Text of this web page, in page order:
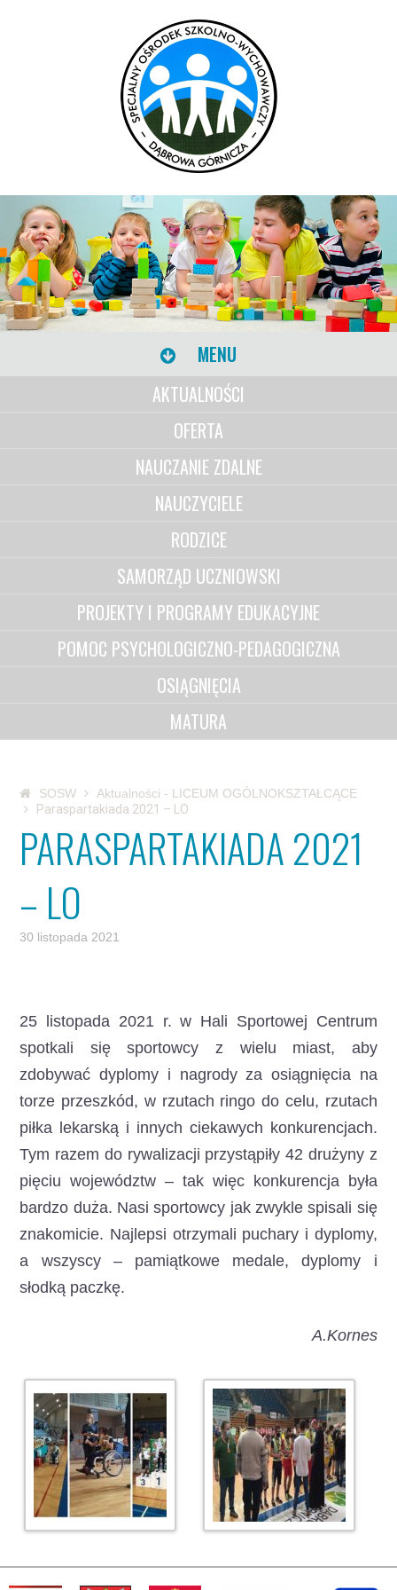
MENU
AKTUALNOŚCI
OFERTA
NAUCZANIE ZDALNE
NAUCZYCIELE
RODZICE
SAMORZĄD UCZNIOWSKI
PROJEKTY I PROGRAMY EDUKACYJNE
POMOC PSYCHOLOGICZNO-PEDAGOGICZNA
OSIĄGNIĘCIA
MATURA
SOSW
Aktualności - LICEUM OGÓLNOKSZTAŁCĄCE
Paraspartakiada 2021 – LO
PARASPARTAKIADA 2021
– LO
30 listopada 2021
25 listopada 2021 r. w Hali Sportowej Centrum
spotkali się sportowcy z wielu miast, aby
zdobywać dyplomy i nagrody za osiągnięcia na
torze przeszkód, w rzutach ringo do celu, rzutach
piłka lekarską i innych ciekawych konkurencjach.
Tym razem do rywalizacji przystąpiły 42 drużyny z
pięciu województw – tak więc konkurencja była
bardzo duża. Nasi sportowcy jak zwykle spisali się
znakomicie. Najlepsi otrzymali puchary i dyplomy,
a wszyscy – pamiątkowe medale, dyplomy i
słodką paczkę.
A.Kornes